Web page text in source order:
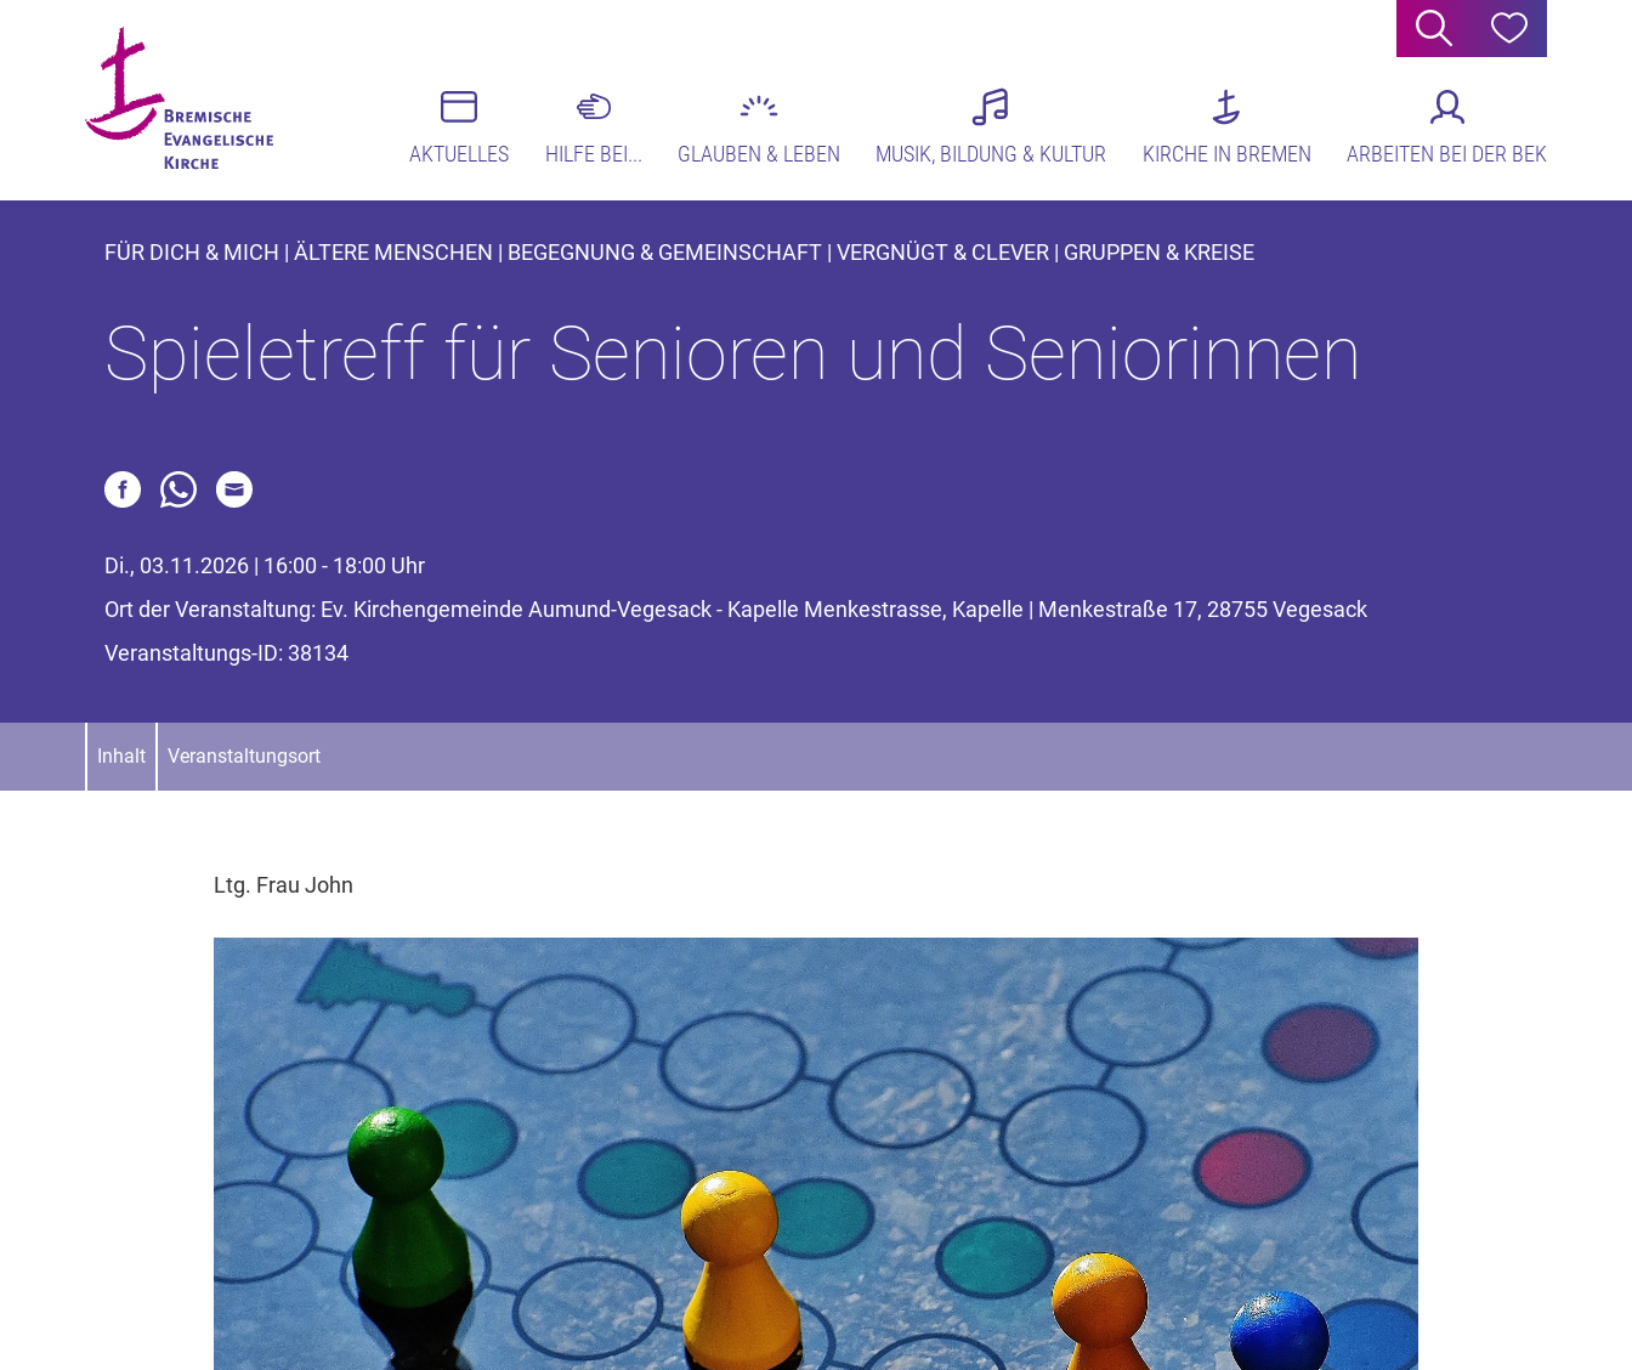
Suche Hilfe
AKTUELLES HILFE BEI... GLAUBEN & LEBEN MUSIK, BILDUNG & KULTUR KIRCHE IN BREMEN ARBEITEN BEI DER BEK
FÜR DICH & MICH | ÄLTERE MENSCHEN | BEGEGNUNG & GEMEINSCHAFT | VERGNÜGT & CLEVER | GRUPPEN & KREISE
Spieletreff für Senioren und Seniorinnen
Di., 03.11.2026 | 16:00 - 18:00 Uhr
Ort der Veranstaltung: Ev. Kirchengemeinde Aumund-Vegesack - Kapelle Menkestrasse, Kapelle | Menkestraße 17, 28755 Vegesack
Veranstaltungs-ID: 38134
Inhalt Veranstaltungsort
Ltg. Frau John